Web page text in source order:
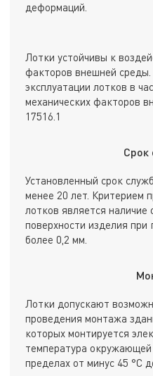
деформаций.
Лотки устойчивы к
факторов внешней среды.
эксплуатации лотков в
механических факторов
17516.1
Срок
Установленный срок
менее 20 лет. Критерием
лотков является наличие
поверхности изделия при
более 0,2 мм.
Лотки допускают
проведения монтажа
которых монтируется
температура
пределах от минус 45 °С